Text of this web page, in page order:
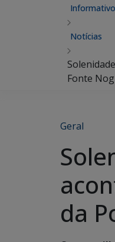
Notícias
Fonte
Geral
da